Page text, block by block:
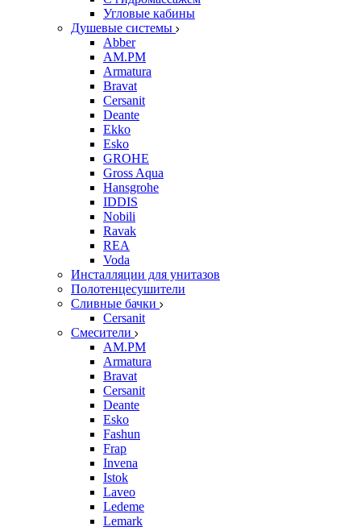
Угловые кабины
Душевые системы
Abber
AM.PM
Armatura
Bravat
Cersanit
Deante
Ekko
Esko
GROHE
Gross Aqua
Hansgrohe
IDDIS
Nobili
Ravak
REA
Voda
Инсталляции для унитазов
Полотенцесушители
Сливные бачки
Cersanit
Смесители
AM.PM
Armatura
Bravat
Cersanit
Deante
Esko
Fashun
Frap
Invena
Istok
Laveo
Ledeme
Lemark